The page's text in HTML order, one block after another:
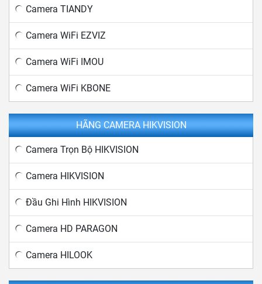
Camera TIANDY
Camera WiFi EZVIZ
Camera WiFi IMOU
Camera WiFi KBONE
HÃNG CAMERA HIKVISION
Camera Trọn Bộ HIKVISION
Camera HIKVISION
Đầu Ghi Hình HIKVISION
Camera HD PARAGON
Camera HILOOK